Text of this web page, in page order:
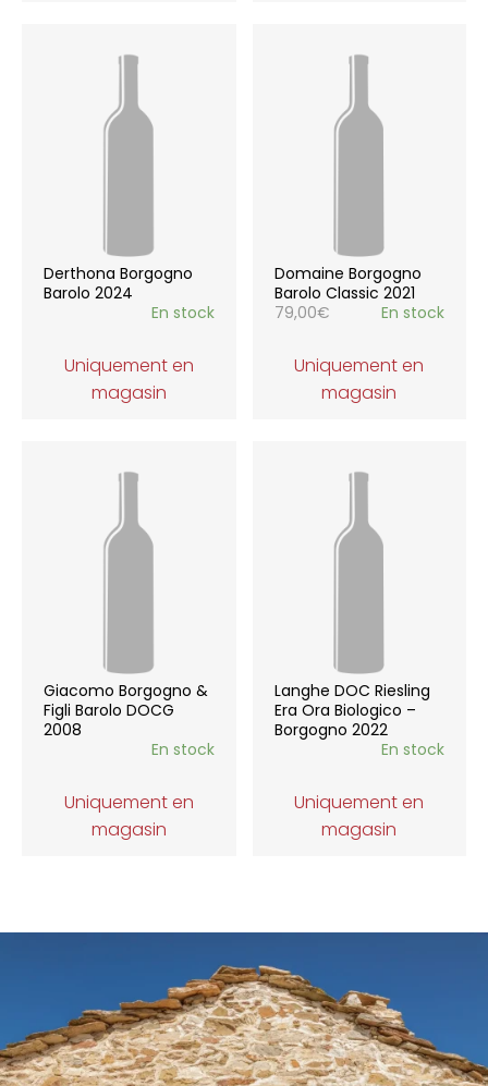
Derthona Borgogno
Barolo 2024
En stock
Uniquement en
magasin
Domaine Borgogno
Barolo Classic 2021
79,00€ En stock
Uniquement en
magasin
Giacomo Borgogno &
Figli Barolo DOCG
2008
En stock
Uniquement en
magasin
Langhe DOC Riesling
Era Ora Biologico –
Borgogno 2022
En stock
Uniquement en
magasin